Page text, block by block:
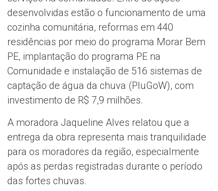
desenvolvidas estão o funcionamento de uma
cozinha comunitária, reformas em 440
residências por meio do programa Morar Bem
PE, implantação do programa PE na
Comunidade e instalação de 516 sistemas de
captação de água da chuva (PluGoW), com
investimento de R$ 7,9 milhões.
A moradora Jaqueline Alves relatou que a
entrega da obra representa mais tranquilidade
para os moradores da região, especialmente
após as perdas registradas durante o período
das fortes chuvas.